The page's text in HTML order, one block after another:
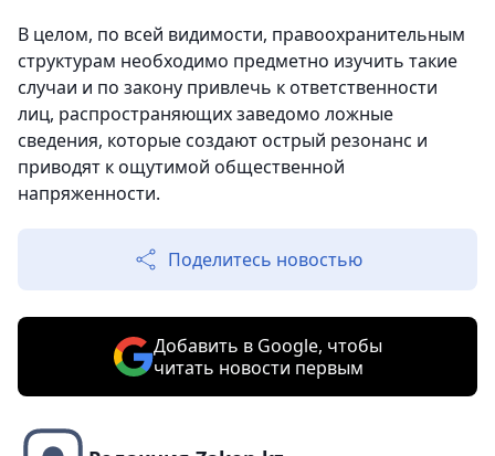
В целом, по всей видимости, правоохранительным
структурам необходимо предметно изучить такие
случаи и по закону привлечь к ответственности
лиц, распространяющих заведомо ложные
сведения, которые создают острый резонанс и
приводят к ощутимой общественной
напряженности.
Поделитесь новостью
Добавить в Google, чтобы
читать новости первым